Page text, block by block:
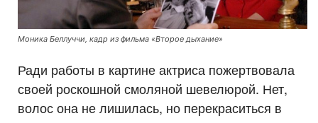
Моника Беллуччи, кадр из фильма «Второе дыхание»
Ради работы в картине актриса пожертвовала
своей роскошной смоляной шевелюрой. Нет,
волос она не лишилась, но перекраситься в